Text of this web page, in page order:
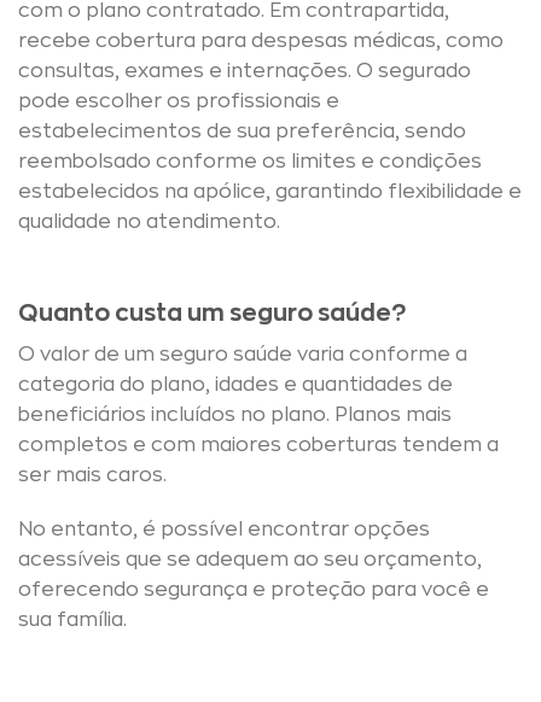
com o plano contratado. Em contrapartida,
recebe cobertura para despesas médicas, como
consultas, exames e internações. O segurado
pode escolher os profissionais e
estabelecimentos de sua preferência, sendo
reembolsado conforme os limites e condições
estabelecidos na apólice, garantindo flexibilidade e
qualidade no atendimento.
Quanto custa um seguro saúde?
O valor de um seguro saúde varia conforme a
categoria do plano, idades e quantidades de
beneficiários incluídos no plano. Planos mais
completos e com maiores coberturas tendem a
ser mais caros.
No entanto, é possível encontrar opções
acessíveis que se adequem ao seu orçamento,
oferecendo segurança e proteção para você e
sua família.